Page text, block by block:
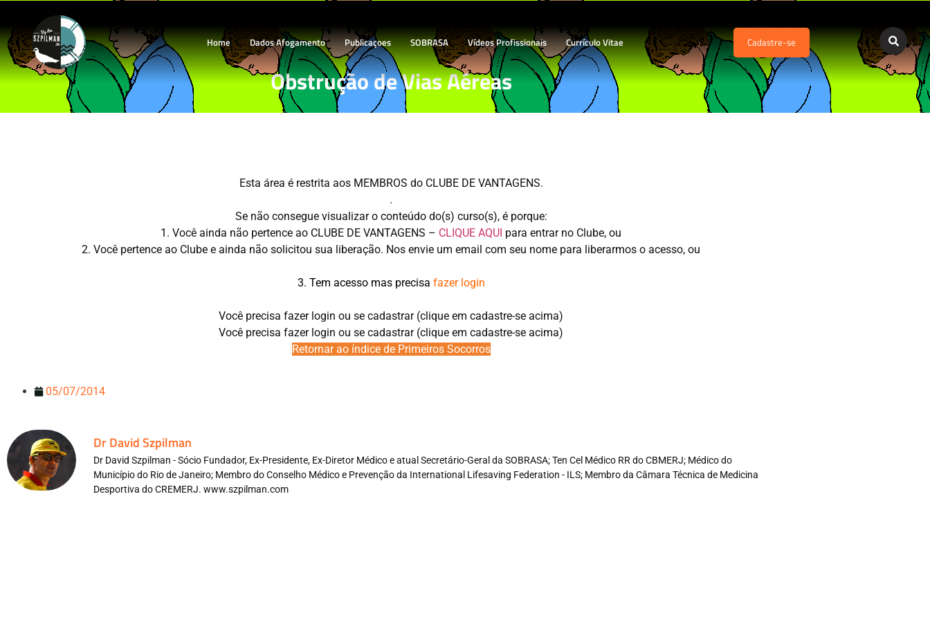
Home Dados Afogamento Publicaçoes SOBRASA Vídeos Profissionais Currículo Vitae Cadastre-se
Obstrução de Vias Aéreas
Esta área é restrita aos MEMBROS do CLUBE DE VANTAGENS.
.
Se não consegue visualizar o conteúdo do(s) curso(s), é porque:
1. Você ainda não pertence ao CLUBE DE VANTAGENS – CLIQUE AQUI para entrar no Clube, ou
2. Você pertence ao Clube e ainda não solicitou sua liberação. Nos envie um email com seu nome para liberarmos o acesso, ou
3. Tem acesso mas precisa fazer login
Você precisa fazer login ou se cadastrar (clique em cadastre-se acima)
Você precisa fazer login ou se cadastrar (clique em cadastre-se acima)
Retornar ao índice de Primeiros Socorros
05/07/2014
Dr David Szpilman
Dr David Szpilman - Sócio Fundador, Ex-Presidente, Ex-Diretor Médico e atual Secretário-Geral da SOBRASA; Ten Cel Médico RR do CBMERJ; Médico do
Município do Rio de Janeiro; Membro do Conselho Médico e Prevenção da International Lifesaving Federation - ILS; Membro da Câmara Técnica de Medicina
Desportiva do CREMERJ. www.szpilman.com